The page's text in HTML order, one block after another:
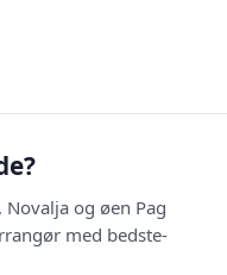
og øen Pag
med bedste-